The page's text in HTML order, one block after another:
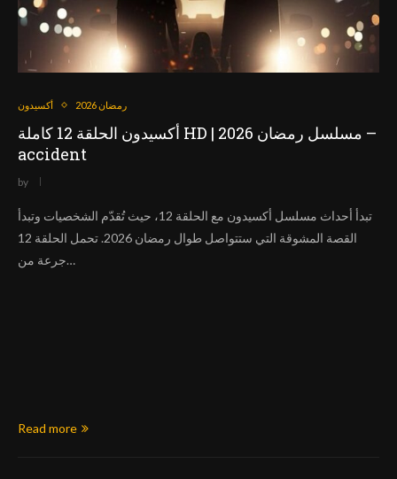
أكسيدون رمضان 2026
أكسيدون الحلقة 12 كاملة HD | مسلسل رمضان 2026 –
accident
by
تبدأ أحداث مسلسل أكسيدون مع الحلقة 12، حيث تُقدّم الشخصيات وتبدأ
القصة المشوقة التي ستتواصل طوال رمضان 2026. تحمل الحلقة 12
جرعة من…
Read more